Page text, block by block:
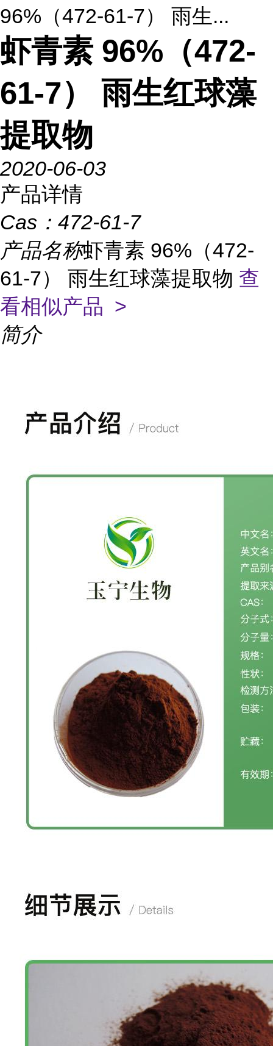
96%（472-61-7） 雨生...
虾青素 96%（472-
61-7） 雨生红球藻
提取物
2020-06-03
产品详情
Cas： 472-61-7
产品名称虾青素 96%（472-
61-7） 雨生红球藻提取物 查
看相似产品 >
简介